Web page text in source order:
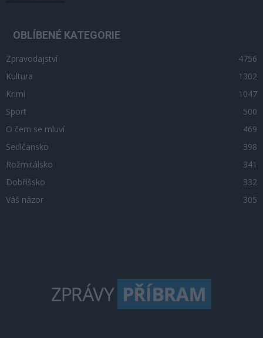
OBLÍBENÉ KATEGORIE
Zpravodajství
4756
Kultura
1302
Krimi
1047
Sport
500
O čem se mluví
469
Sedlčansko
398
Rožmitálsko
341
Dobříšsko
332
Váš názor
305